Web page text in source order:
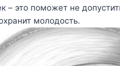
– это поможет не
молодость.